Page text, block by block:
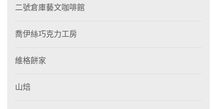
二號倉庫藝文咖啡館
喬伊絲巧克力工房
維格餅家
山焙